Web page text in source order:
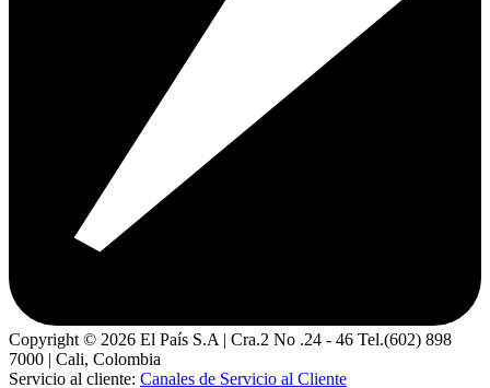
Copyright © 2026 El País S.A | Cra.2 No .24 - 46 Tel.(602) 898
7000 | Cali, Colombia
Servicio al cliente: Canales de Servicio al Cliente